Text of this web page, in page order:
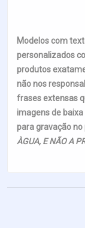
Modelos com
personalizados
produtos
não nos
frases extensas
imagens de
para gravação
ÀGUA, E NÃO A